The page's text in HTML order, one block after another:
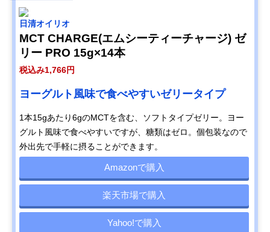
日清オイリオ
MCT CHARGE(エムシーティーチャージ) ゼ
リー PRO 15g×14本
税込み1,766円
ヨーグルト風味で食べやすいゼリータイプ
1本15gあたり6gのMCTを含む、ソフトタイプゼリー。ヨー
グルト風味で食べやすいですが、糖類はゼロ。個包装なので
外出先で手軽に摂ることができます。
Amazonで購入
楽天市場で購入
Yahoo!で購入